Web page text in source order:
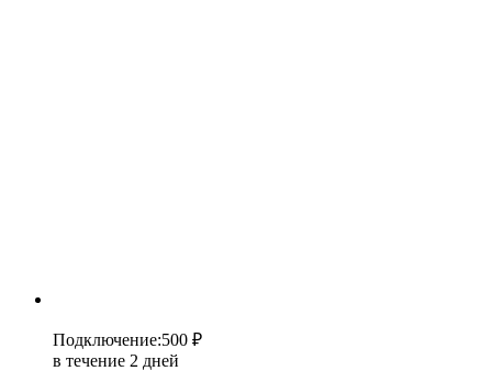
Подключение:500 ₽
в течение 2 дней